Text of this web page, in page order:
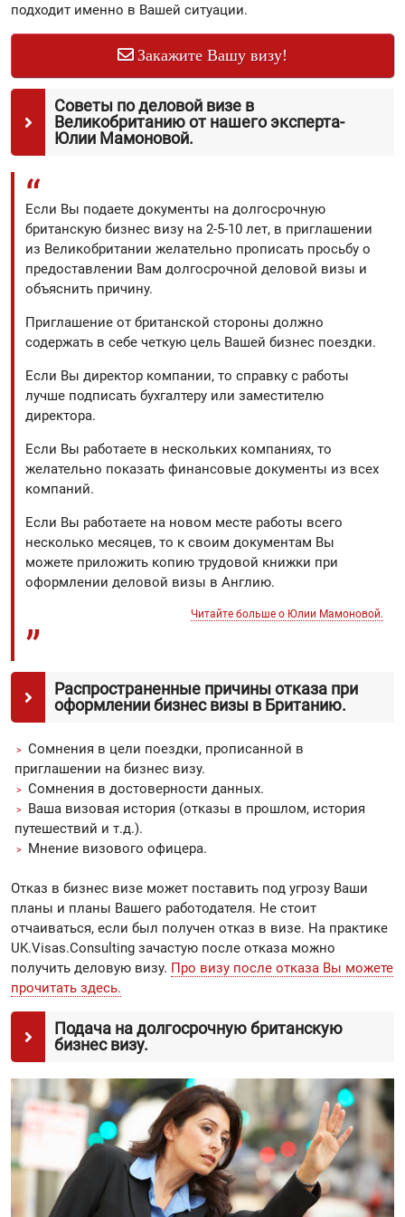
подходит именно в Вашей ситуации.
Закажите Вашу визу!
Советы по деловой визе в
Великобританию от нашего эксперта-
Юлии Мамоновой.
Если Вы подаете документы на долгосрочную
британскую бизнес визу на 2-5-10 лет, в приглашении
из Великобритании желательно прописать просьбу о
предоставлении Вам долгосрочной деловой визы и
объяснить причину.
Приглашение от британской стороны должно
содержать в себе четкую цель Вашей бизнес поездки.
Если Вы директор компании, то справку с работы
лучше подписать бухгалтеру или заместителю
директора.
Если Вы работаете в нескольких компаниях, то
желательно показать финансовые документы из всех
компаний.
Если Вы работаете на новом месте работы всего
несколько месяцев, то к своим документам Вы
можете приложить копию трудовой книжки при
оформлении деловой визы в Англию.
Читайте больше о Юлии Мамоновой.
Распространенные причины отказа при
оформлении бизнес визы в Британию.
Сомнения в цели поездки, прописанной в
приглашении на бизнес визу.
Сомнения в достоверности данных.
Ваша визовая история (отказы в прошлом, история
путешествий и т.д.).
Мнение визового офицера.
Отказ в бизнес визе может поставить под угрозу Ваши
планы и планы Вашего работодателя. Не стоит
отчаиваться, если был получен отказ в визе. На практике
UK.Visas.Consulting зачастую после отказа можно
получить деловую визу. Про визу после отказа Вы можете
прочитать здесь.
Подача на долгосрочную британскую
бизнес визу.